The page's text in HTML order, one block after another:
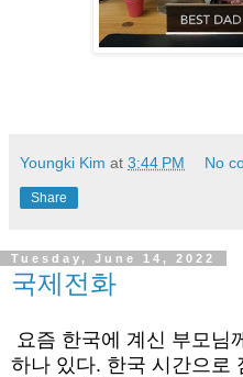
Youngki Kim at 3:44 PM No
Share
Tuesday, June 14, 2022
국제전화
요즘 한국에 계신 부모님
하나 있다. 한국 시간으로